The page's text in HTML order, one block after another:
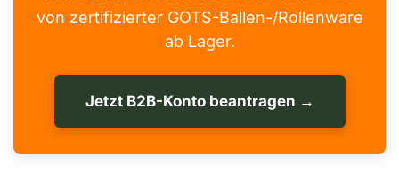
von zertifizierter GOTS-Ballen-/Rollenware
ab Lager.
Jetzt B2B-Konto beantragen →